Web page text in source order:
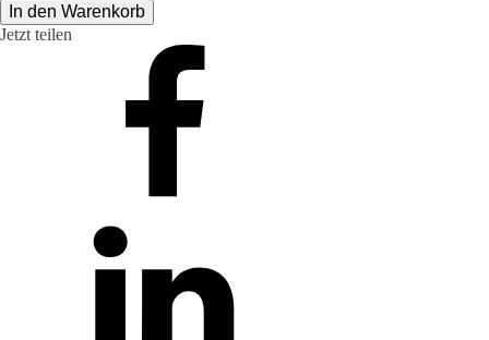
weiß
25
In den Warenkorb
Jetzt teilen